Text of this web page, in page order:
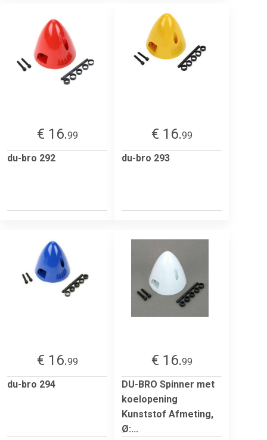
€ 16.99
du-bro 292
€ 16.99
du-bro 293
€ 16.99
du-bro 294
€ 16.99
DU-BRO Spinner met
koelopening
Kunststof Afmeting,
Ø:...